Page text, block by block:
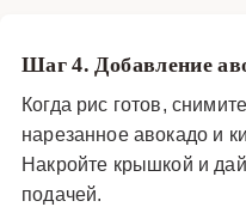
Шаг 4. Добавление
Когда рис готов,
нарезанное авокадо и
Накройте крышкой и
подачей.